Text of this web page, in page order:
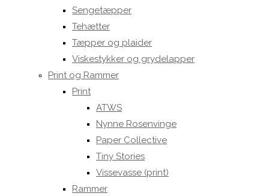
Sengetæpper
Tehætter
Tæpper og plaider
Viskestykker og grydelapper
Print og Rammer
Print
ATWS
Nynne Rosenvinge
Paper Collective
Tiny Stories
Vissevasse (print)
Rammer